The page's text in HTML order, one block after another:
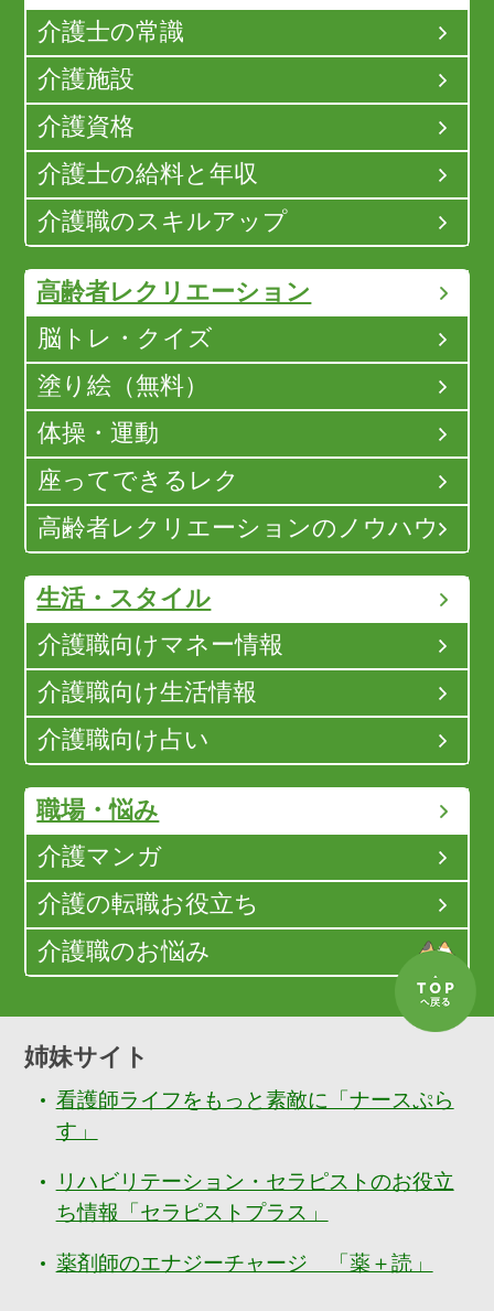
介護士の常識
介護施設
介護資格
介護士の給料と年収
介護職のスキルアップ
高齢者レクリエーション
脳トレ・クイズ
塗り絵（無料）
体操・運動
座ってできるレク
高齢者レクリエーションのノウハウ
生活・スタイル
介護職向けマネー情報
介護職向け生活情報
介護職向け占い
職場・悩み
介護マンガ
介護の転職お役立ち
介護職のお悩み
姉妹サイト
看護師ライフをもっと素敵に「ナースぷら
す」
リハビリテーション・セラピストのお役立
ち情報「セラピストプラス」
薬剤師のエナジーチャージ 「薬＋読」